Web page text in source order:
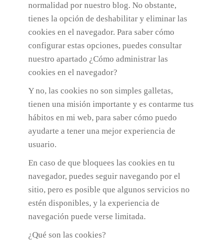
normalidad por nuestro blog. No obstante,
tienes la opción de deshabilitar y eliminar las
cookies en el navegador. Para saber cómo
configurar estas opciones, puedes consultar
nuestro apartado ¿Cómo administrar las
cookies en el navegador?
Y no, las cookies no son simples galletas,
tienen una misión importante y es contarme tus
hábitos en mi web, para saber cómo puedo
ayudarte a tener una mejor experiencia de
usuario.
En caso de que bloquees las cookies en tu
navegador, puedes seguir navegando por el
sitio, pero es posible que algunos servicios no
estén disponibles, y la experiencia de
navegación puede verse limitada.
¿Qué son las cookies?